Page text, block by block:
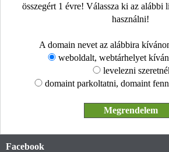
összegért 1 évre! Válassza ki az alábbi
használni!
A domain nevet az alábbira
weboldalt, webtárhelyet
levelezni
domaint parkoltatni, domaint
Facebook